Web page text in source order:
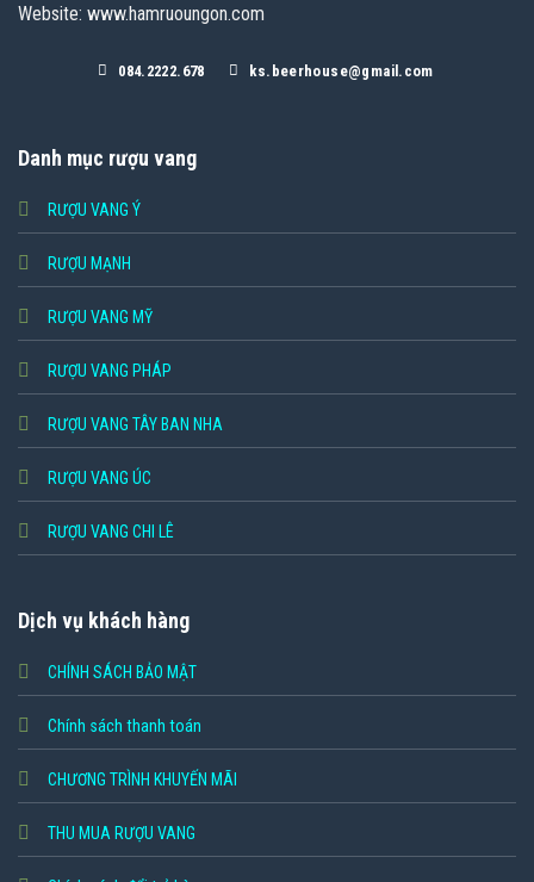
Website: www.hamruoungon.com
084.2222.678 ks.beerhouse@gmail.com
Danh mục rượu vang
RƯỢU VANG Ý
RƯỢU MẠNH
RƯỢU VANG MỸ
RƯỢU VANG PHÁP
RƯỢU VANG TÂY BAN NHA
RƯỢU VANG ÚC
RƯỢU VANG CHI LÊ
Dịch vụ khách hàng
CHÍNH SÁCH BẢO MẬT
Chính sách thanh toán
CHƯƠNG TRÌNH KHUYẾN MÃI
THU MUA RƯỢU VANG